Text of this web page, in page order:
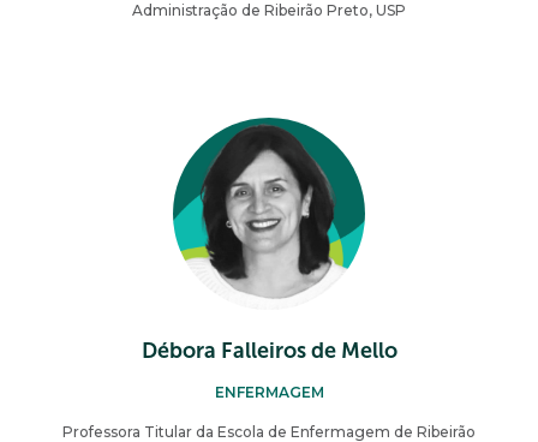
Administração de Ribeirão Preto, USP
Débora Falleiros de Mello
ENFERMAGEM
Professora Titular da Escola de Enfermagem de Ribeirão